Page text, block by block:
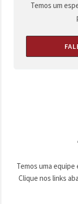
Temos um
Temos uma
Clique nos links